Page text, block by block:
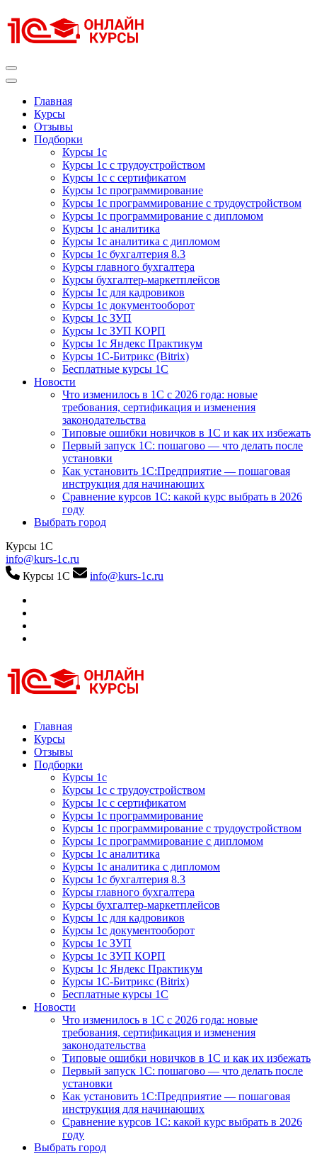
к
содержимому
Главная
Курсы
Отзывы
Подборки
Курсы 1с
Курсы 1с с трудоустройством
Курсы 1с с сертификатом
Курсы 1с программирование
Курсы 1с программирование с трудоустройством
Курсы 1с программирование с дипломом
Курсы 1с аналитика
Курсы 1с аналитика с дипломом
Курсы 1с бухгалтерия 8.3
Курсы главного бухгалтера
Курсы бухгалтер-маркетплейсов
Курсы 1с для кадровиков
Курсы 1с документооборот
Курсы 1с ЗУП
Курсы 1с ЗУП КОРП
Курсы 1с Яндекс Практикум
Курсы 1С-Битрикс (Bitrix)
Бесплатные курсы 1С
Новости
Что изменилось в 1С с 2026 года: новые
требования, сертификация и изменения
законодательства
Типовые ошибки новичков в 1С и как их избежать
Первый запуск 1С: пошагово — что делать после
установки
Как установить 1С:Предприятие — пошаговая
инструкция для начинающих
Сравнение курсов 1С: какой курс выбрать в 2026
году
Выбрать город
Курсы 1С
info@kurs-1c.ru
Курсы 1С
info@kurs-1c.ru
Курсы 1С
Курсы 1С официальная сертификация
Главная
Курсы
Отзывы
Подборки
Курсы 1с
Курсы 1с с трудоустройством
Курсы 1с с сертификатом
Курсы 1с программирование
Курсы 1с программирование с трудоустройством
Курсы 1с программирование с дипломом
Курсы 1с аналитика
Курсы 1с аналитика с дипломом
Курсы 1с бухгалтерия 8.3
Курсы главного бухгалтера
Курсы бухгалтер-маркетплейсов
Курсы 1с для кадровиков
Курсы 1с документооборот
Курсы 1с ЗУП
Курсы 1с ЗУП КОРП
Курсы 1с Яндекс Практикум
Курсы 1С-Битрикс (Bitrix)
Бесплатные курсы 1С
Новости
Что изменилось в 1С с 2026 года: новые
требования, сертификация и изменения
законодательства
Типовые ошибки новичков в 1С и как их избежать
Первый запуск 1С: пошагово — что делать после
установки
Как установить 1С:Предприятие — пошаговая
инструкция для начинающих
Сравнение курсов 1С: какой курс выбрать в 2026
году
Выбрать город